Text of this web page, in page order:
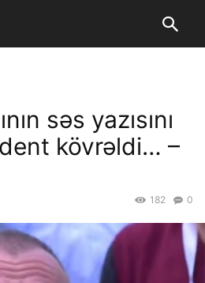
səs yazısını
kövrəldi… –
0
182